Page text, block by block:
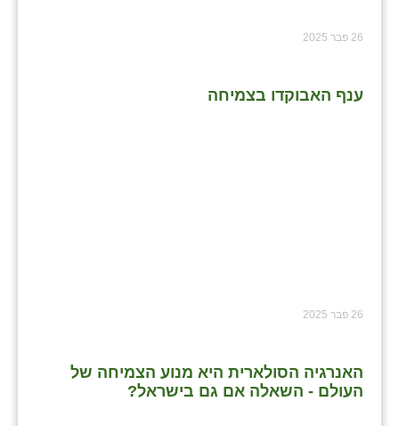
26 פבר 2025
ענף האבוקדו בצמיחה
26 פבר 2025
האנרגיה הסולארית היא מנוע הצמיחה של
העולם - השאלה אם גם בישראל?